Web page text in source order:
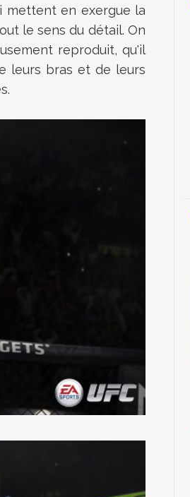
mettent en exergue la
le sens du détail. On
reproduit, qu'il
leurs bras et de leurs